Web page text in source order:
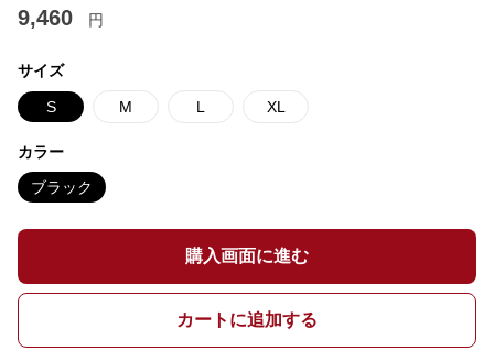
9,460 円
サイズ
S M L XL
カラー
ブラック
購入画面に進む
カートに追加する